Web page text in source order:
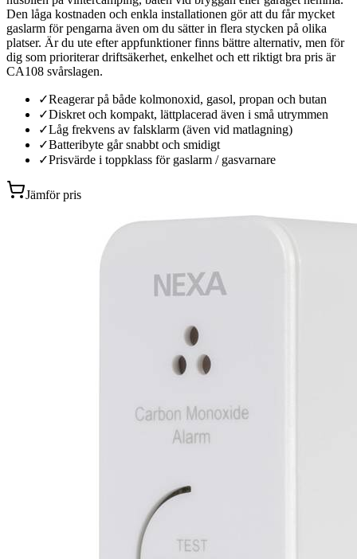
Den låga kostnaden och enkla installationen gör att du får mycket
gaslarm för pengarna även om du sätter in flera stycken på olika
platser. Är du ute efter appfunktioner finns bättre alternativ, men för
dig som prioriterar driftsäkerhet, enkelhet och ett riktigt bra pris är
CA108 svårslagen.
✓Reagerar på både kolmonoxid, gasol, propan och butan
✓Diskret och kompakt, lättplacerad även i små utrymmen
✓Låg frekvens av falsklarm (även vid matlagning)
✓Batteribyte går snabbt och smidigt
✓Prisvärde i toppklass för gaslarm / gasvarnare
Jämför pris